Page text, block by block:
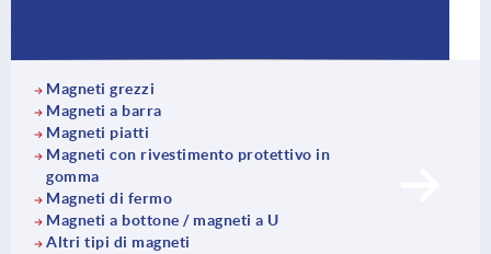
Magneti grezzi
Magneti a barra
Magneti piatti
Magneti con rivestimento protettivo in
gomma
Magneti di fermo
Magneti a bottone / magneti a U
Altri tipi di magneti